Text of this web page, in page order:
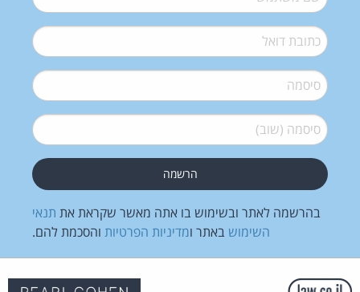
דואל*
סיסמה*
סיסמה (שוב)*
בהרשמה לאתר ובשימוש בו אתה מאשר שקראת את תנאי
השימוש באתר ומדיניות הפרטיות והסכמת להם.